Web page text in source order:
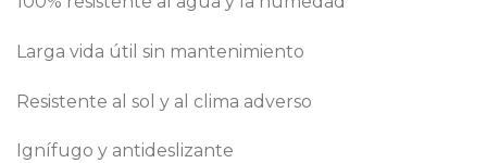
Larga vida útil sin mantenimiento
Resistente al sol y al clima adverso
Ignífugo y antideslizante